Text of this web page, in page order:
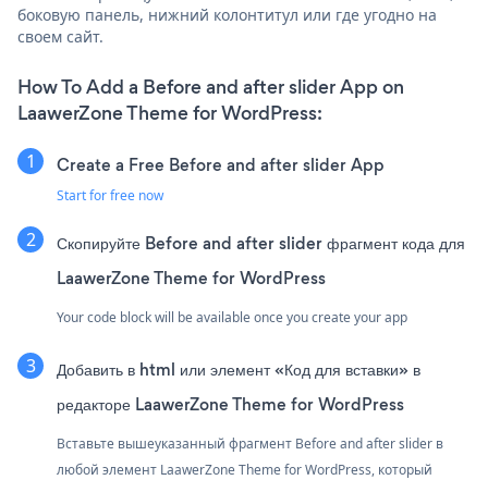
боковую панель, нижний колонтитул или где угодно на
своем сайт.
How To Add a Before and after slider App on
LaawerZone Theme for WordPress:
Create a Free Before and after slider App
Start for free now
Скопируйте Before and after slider фрагмент кода для
LaawerZone Theme for WordPress
Your code block will be available once you create your app
Добавить в html или элемент «Код для вставки» в
редакторе LaawerZone Theme for WordPress
Вставьте вышеуказанный фрагмент Before and after slider в
любой элемент LaawerZone Theme for WordPress, который